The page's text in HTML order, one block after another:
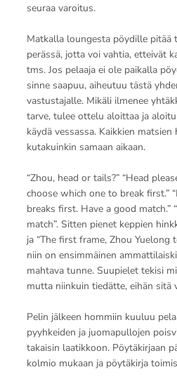
seuraa varoitus.
Matkalla loungesta pöydille pitää
perässä, jotta voi vahtia, etteivät
tms. Jos pelaaja ei ole paikalla
sinne saapuu, aiheutuu tästä
vastustajalle. Mikäli ilmenee
tarve, tulee ottelu aloittaa ja
käydä vessassa. Kaikkien matsien
kutakuinkin samaan aikaan.
“Zhou, head or tails?” “Head
choose which one to break first.”
breaks first. Have a good match.”
match”. Sitten pienet keppien
ja “The first frame, Zhou Yuelong
niin on ensimmäinen
mahtava tunne. Suupielet tekisi
mutta niinkuin tiedätte, eihän sitä
Pelin jälkeen hommiin kuuluu
pyyhkeiden ja juomapullojen
takaisin laatikkoon. Pöytäkirjaan
kolmio mukaan ja pöytäkirja